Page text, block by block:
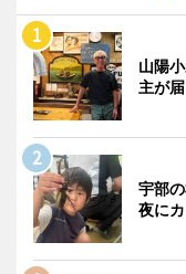
山陽
主が
宇部
夜に